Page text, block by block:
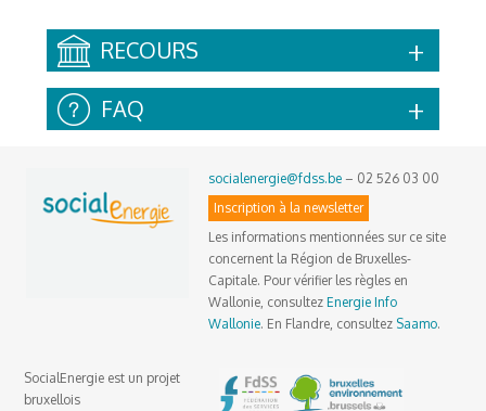
RECOURS
FAQ
socialenergie@fdss.be – 02 526 03 00
Inscription à la newsletter
Les informations mentionnées sur ce site
concernent la Région de Bruxelles-
Capitale. Pour vérifier les règles en
Wallonie, consultezEnergie Info
Wallonie. En Flandre, consultez Saamo.
SocialEnergie est un projet
bruxellois